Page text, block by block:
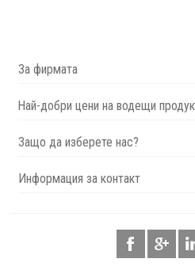
За фирмата
Най-добри цени на водещи
Защо да изберете нас?
Информация за контакт